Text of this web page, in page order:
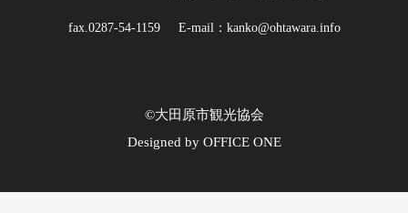
fax.0287-54-1159 E-mail：kanko@ohtawara.info
©大田原市観光協会
Designed by OFFICE ONE